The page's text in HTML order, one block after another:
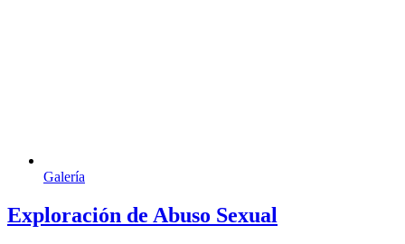
Galería
Exploración de Abuso Sexual